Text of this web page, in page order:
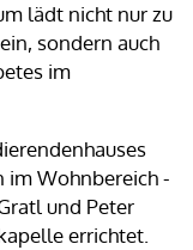
lädt nicht nur zu
sondern auch
im
im Wohnbereich -
und Peter
errichtet.